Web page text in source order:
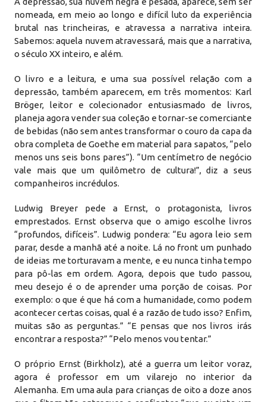
nomeada, em meio ao longo e difícil luto da experiência
brutal nas trincheiras, e atravessa a narrativa inteira.
Sabemos: aquela nuvem atravessará, mais que a narrativa,
o século XX inteiro, e além.
O livro e a leitura, e uma sua possível relação com a
depressão, também aparecem, em três momentos: Karl
Bröger, leitor e colecionador entusiasmado de livros,
planeja agora vender sua coleção e tornar-se comerciante
de bebidas (não sem antes transformar o couro da capa da
obra completa de Goethe em material para sapatos, “pelo
menos uns seis bons pares”). “Um centímetro de negócio
vale mais que um quilômetro de cultura!”, diz a seus
companheiros incrédulos.
Ludwig Breyer pede a Ernst, o protagonista, livros
emprestados. Ernst observa que o amigo escolhe livros
“profundos, difíceis”. Ludwig pondera: “Eu agora leio sem
parar, desde a manhã até a noite. Lá no front um punhado
de ideias me torturavam a mente, e eu nunca tinha tempo
para pô-las em ordem. Agora, depois que tudo passou,
meu desejo é o de aprender uma porção de coisas. Por
exemplo: o que é que há com a humanidade, como podem
acontecer certas coisas, qual é a razão de tudo isso? Enfim,
muitas são as perguntas.” “E pensas que nos livros irás
encontrar a resposta?” “Pelo menos vou tentar.”
O próprio Ernst (Birkholz), até a guerra um leitor voraz,
agora é professor em um vilarejo no interior da
Alemanha. Em uma aula para crianças de oito a doze anos